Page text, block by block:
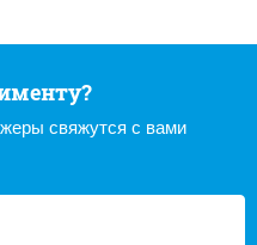
свяжутся с вами